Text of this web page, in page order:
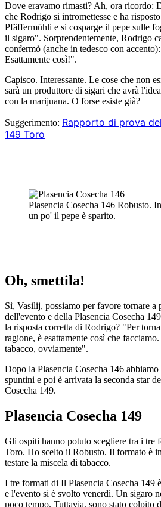
Dove eravamo rimasti? Ah, ora ricordo:
che Rodrigo si intromettesse e ha
Pfäffermühli e si cosparge il pepe sulle
il sigaro". Sorprendentemente, Rodrigo
confermò (anche in tedesco con
Esattamente così!".
Capisco. Interessante. Le cose che non
sarà un produttore di sigari che avrà
con la marijuana. O forse esiste già?
Suggerimento: Rapporto di prova
149 Toro
Plasencia Cosecha 146 Robusto.
un po' il pepe è sparito.
Oh, smettila!
Sì, Vasilij, possiamo per favore tornare a
dell'evento e della Plasencia Cosecha
la risposta corretta di Rodrigo? "Per
ragione, è esattamente così che
tabacco, ovviamente".
Dopo la Plasencia Cosecha 146
spuntini e poi è arrivata la seconda star
Cosecha 149.
Plasencia Cosecha 149
Gli ospiti hanno potuto scegliere tra i tre
Toro. Ho scelto il Robusto. Il formato è
testare la miscela di tabacco.
I tre formati di Il Plasencia Cosecha 149
e l'evento si è svolto venerdì. Un sigaro
poco tempo. Tuttavia, sono stato colpito